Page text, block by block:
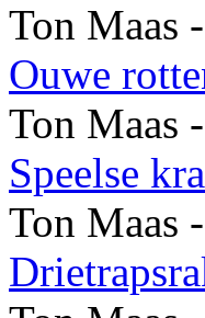
Ton Maas
Ouwe
Ton Maas
Speelse
Ton Maas